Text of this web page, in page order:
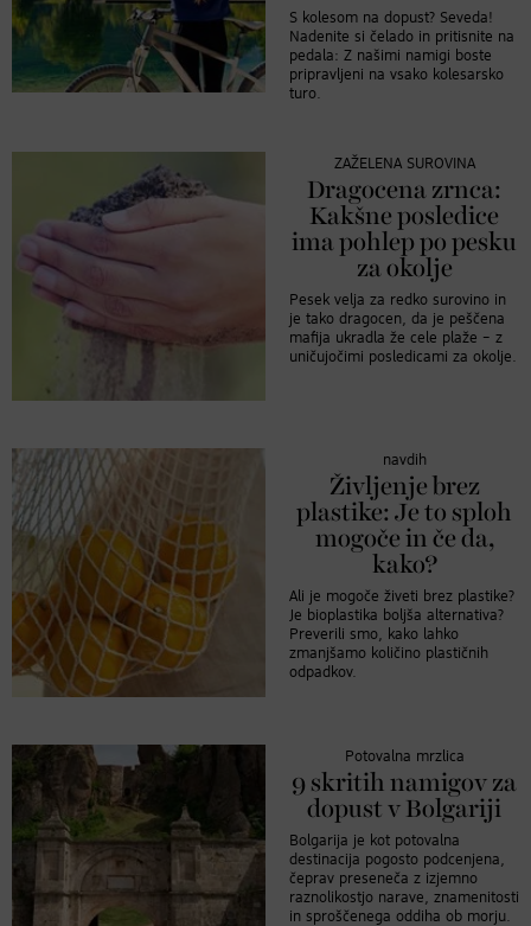
S kolesom na dopust? Seveda!
Nadenite si čelado in pritisnite na
pedala: Z našimi namigi boste
pripravljeni na vsako kolesarsko
turo.
ZAŽELENA SUROVINA
Dragocena zrnca:
Kakšne posledice
ima pohlep po pesku
za okolje
Pesek velja za redko surovino in
je tako dragocen, da je peščena
mafija ukradla že cele plaže – z
uničujočimi posledicami za okolje.
navdih
Življenje brez
plastike: Je to sploh
mogoče in če da,
kako?
Ali je mogoče živeti brez plastike?
Je bioplastika boljša alternativa?
Preverili smo, kako lahko
zmanjšamo količino plastičnih
odpadkov.
Potovalna mrzlica
9 skritih namigov za
dopust v Bolgariji
Bolgarija je kot potovalna
destinacija pogosto podcenjena,
čeprav preseneča z izjemno
raznolikostjo narave, znamenitosti
in sproščenega oddiha ob morju.